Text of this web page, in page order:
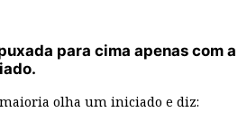
para cima apenas com a
olha um iniciado e diz: